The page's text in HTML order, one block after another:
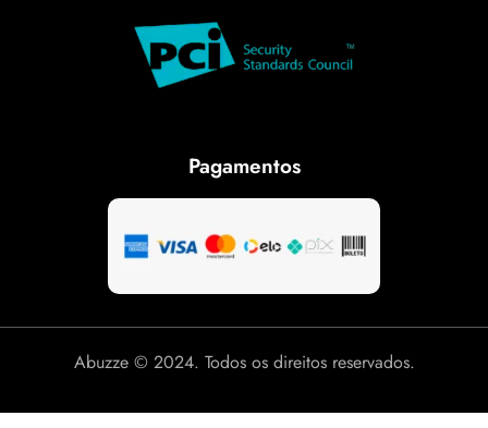
Pagamentos
Abuzze © 2024. Todos os direitos reservados.